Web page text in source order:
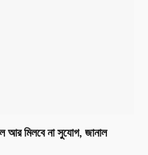
আর মিলবে না সুযোগ, জানাল